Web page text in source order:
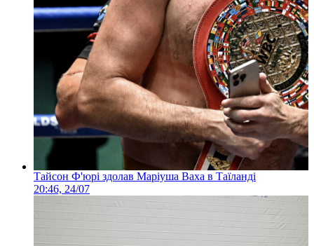
Тайсон Ф'юрі здолав Маріуша Ваха в Таїланді
20:46, 24/07